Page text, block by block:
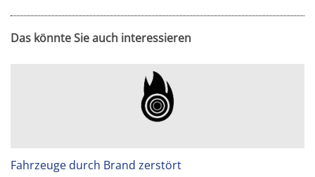
Das könnte Sie auch interessieren
Fahrzeuge durch Brand zerstört